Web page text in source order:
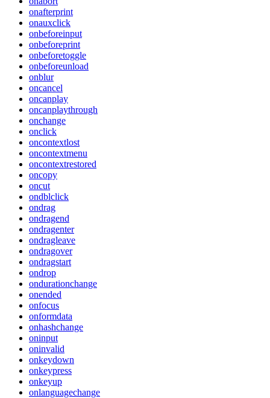
onafterprint
onauxclick
onbeforeinput
onbeforeprint
onbeforetoggle
onbeforeunload
onblur
oncancel
oncanplay
oncanplaythrough
onchange
onclick
oncontextlost
oncontextmenu
oncontextrestored
oncopy
oncut
ondblclick
ondrag
ondragend
ondragenter
ondragleave
ondragover
ondragstart
ondrop
ondurationchange
onended
onfocus
onformdata
onhashchange
oninput
oninvalid
onkeydown
onkeypress
onkeyup
onlanguagechange